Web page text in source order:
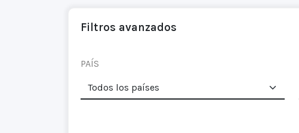
Filtros avanzados
PAÍS